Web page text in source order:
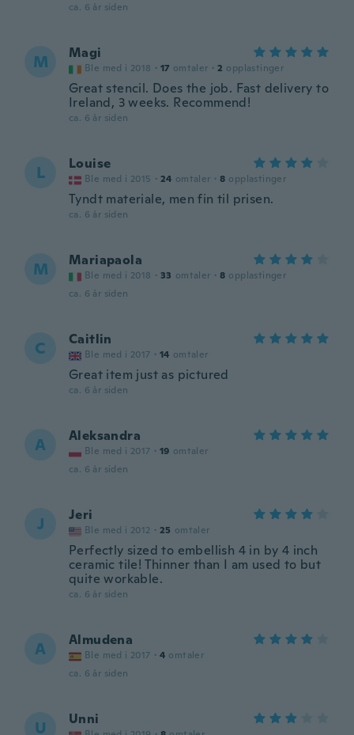
ca. 6 år siden
M Magi
Ble med i 2018 · 17 omtaler · 2 opplastinger
Great stencil. Does the job. Fast delivery to
Ireland, 3 weeks. Recommend!
ca. 6 år siden
L Louise
Ble med i 2015 · 24 omtaler · 8 opplastinger
Tyndt materiale, men fin til prisen.
ca. 6 år siden
M Mariapaola
Ble med i 2018 · 33 omtaler · 8 opplastinger
ca. 6 år siden
C Caitlin
Ble med i 2017 · 14 omtaler
Great item just as pictured
ca. 6 år siden
A Aleksandra
Ble med i 2017 · 19 omtaler
ca. 6 år siden
J Jeri
Ble med i 2012 · 25 omtaler
Perfectly sized to embellish 4 in by 4 inch
ceramic tile! Thinner than I am used to but
quite workable.
ca. 6 år siden
A Almudena
Ble med i 2017 · 4 omtaler
ca. 6 år siden
U Unni